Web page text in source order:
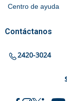
Centro de ayuda
Contáctanos
2420-3024